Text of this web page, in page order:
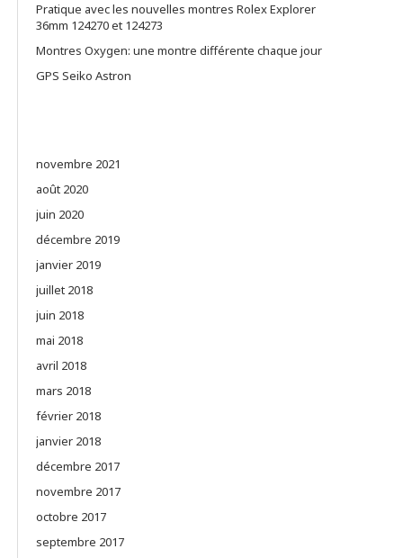
Pratique avec les nouvelles montres Rolex Explorer
36mm 124270 et 124273
Montres Oxygen: une montre différente chaque jour
GPS Seiko Astron
novembre 2021
août 2020
juin 2020
décembre 2019
janvier 2019
juillet 2018
juin 2018
mai 2018
avril 2018
mars 2018
février 2018
janvier 2018
décembre 2017
novembre 2017
octobre 2017
septembre 2017